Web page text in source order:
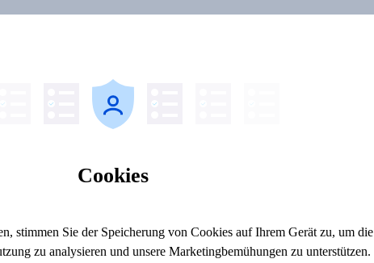
Cookies
stimmen Sie der Speicherung von Cookies auf Ihrem Gerät zu, um die
zu analysieren und unsere Marketingbemühungen zu unterstützen.